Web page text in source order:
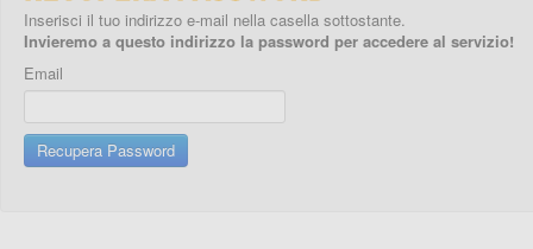
Inserisci il tuo indirizzo e-mail nella casella sottostante.
Invieremo a questo indirizzo la password per accedere al servizio!
Email
Recupera Password